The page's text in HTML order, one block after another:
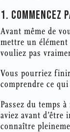
1. COMMENCEZ
Avant même de
mettre un élément
vouliez pas
Vous pourriez
comprendre ce
Passez du temps
aviez avant
connaître